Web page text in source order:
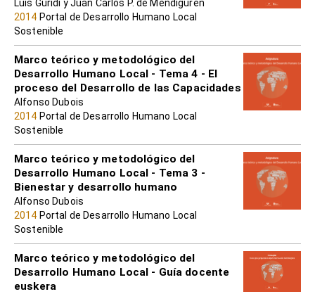
Luis Guridi y Juan Carlos P. de Mendiguren
2014 Portal de Desarrollo Humano Local
Sostenible
Marco teórico y metodológico del
Desarrollo Humano Local - Tema 4 - El
proceso del Desarrollo de las Capacidades
Alfonso Dubois
2014 Portal de Desarrollo Humano Local
Sostenible
Marco teórico y metodológico del
Desarrollo Humano Local - Tema 3 -
Bienestar y desarrollo humano
Alfonso Dubois
2014 Portal de Desarrollo Humano Local
Sostenible
Marco teórico y metodológico del
Desarrollo Humano Local - Guía docente
euskera